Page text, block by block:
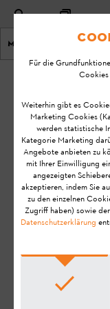
Menu
KA-
Die
mit dem
kann ich
Allgemeine
Bevor Sie
Betrieb nehmen,
Für die
Cookies
Weiterhin gibt es
Marketing Cookies
werden statistische
Kategorie Marketing
Angebote anbieten zu
mit Ihrer Einwilligung
angezeigten
akzeptieren, indem Sie
zu den einzelnen
Zugriff haben) sowie
Datenschutzerklärung